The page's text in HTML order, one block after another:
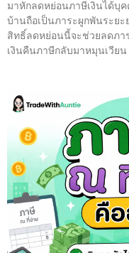
มาหักลดหย่อนภาษีเงินได้บุ
บ้านถือเป็นภาระผูกพันระย
สิทธิ์ลดหย่อนนี้จะช่วยลดภา
เงินคืนภาษีกลับมาหมุนเวีย